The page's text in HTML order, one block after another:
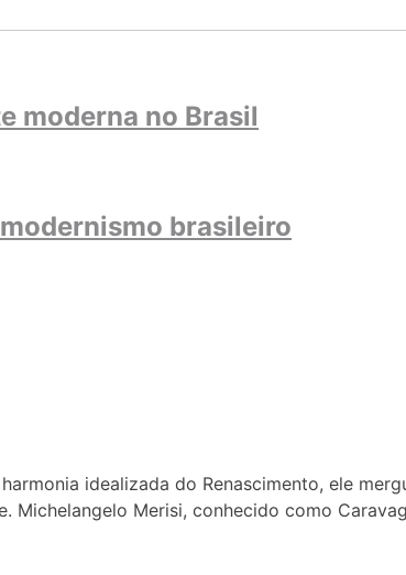
moderna no Brasil
brasileiro
idealizada do Renascimento, ele
Merisi, conhecido como